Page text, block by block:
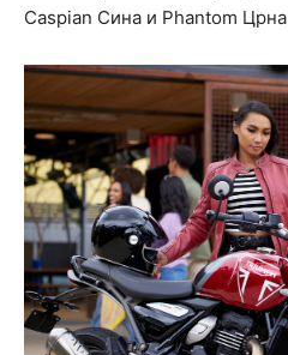
Caspian Сина и Phantom Црна